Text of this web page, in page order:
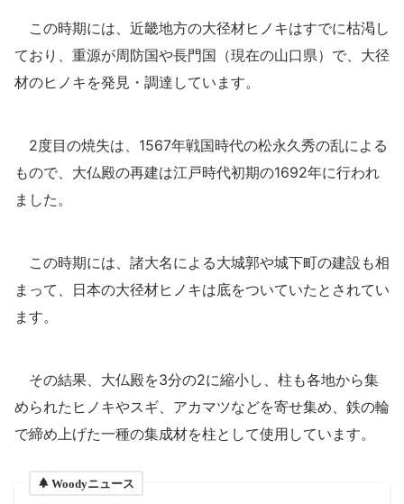
この時期には、近畿地方の大径材ヒノキはすでに枯渇し
ており、重源が周防国や長門国（現在の山口県）で、大径
材のヒノキを発見・調達しています。
2度目の焼失は、1567年戦国時代の松永久秀の乱による
もので、大仏殿の再建は江戸時代初期の1692年に行われ
ました。
この時期には、諸大名による大城郭や城下町の建設も相
まって、日本の大径材ヒノキは底をついていたとされてい
ます。
その結果、大仏殿を3分の2に縮小し、柱も各地から集
められたヒノキやスギ、アカマツなどを寄せ集め、鉄の輪
で締め上げた一種の集成材を柱として使用しています。
Woodyニュース